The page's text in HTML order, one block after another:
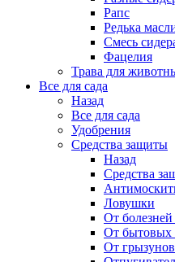
Рапс
Редька
Смесь
Фацелия
Трава для
Все для сада
Назад
Все для сада
Удобрения
Средства защиты
Назад
Средства
Ловушки
От
От бытовых
От